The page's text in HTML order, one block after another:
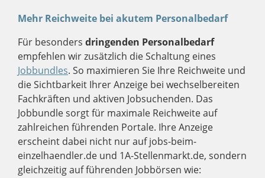
Mehr Reichweite bei akutem Personalbedarf
Für besonders dringenden Personalbedarf
empfehlen wir zusätzlich die Schaltung eines
Jobbundles. So maximieren Sie Ihre Reichweite und
die Sichtbarkeit Ihrer Anzeige bei wechselbereiten
Fachkräften und aktiven Jobsuchenden. Das
Jobbundle sorgt für maximale Reichweite auf
zahlreichen führenden Portale. Ihre Anzeige
erscheint dabei nicht nur auf jobs-beim-
einzelhaendler.de und 1A-Stellenmarkt.de, sondern
gleichzeitig auf führenden Jobbörsen wie: